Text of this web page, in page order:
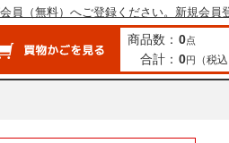
員（無料）へご登録ください。新規会員
商品数： 0点
合計： 0円 （税込